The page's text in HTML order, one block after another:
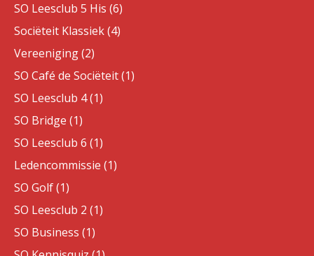
SO Leesclub 5 His (6)
Sociëteit Klassiek (4)
Vereeniging (2)
SO Café de Sociëteit (1)
SO Leesclub 4 (1)
SO Bridge (1)
SO Leesclub 6 (1)
Ledencommissie (1)
SO Golf (1)
SO Leesclub 2 (1)
SO Business (1)